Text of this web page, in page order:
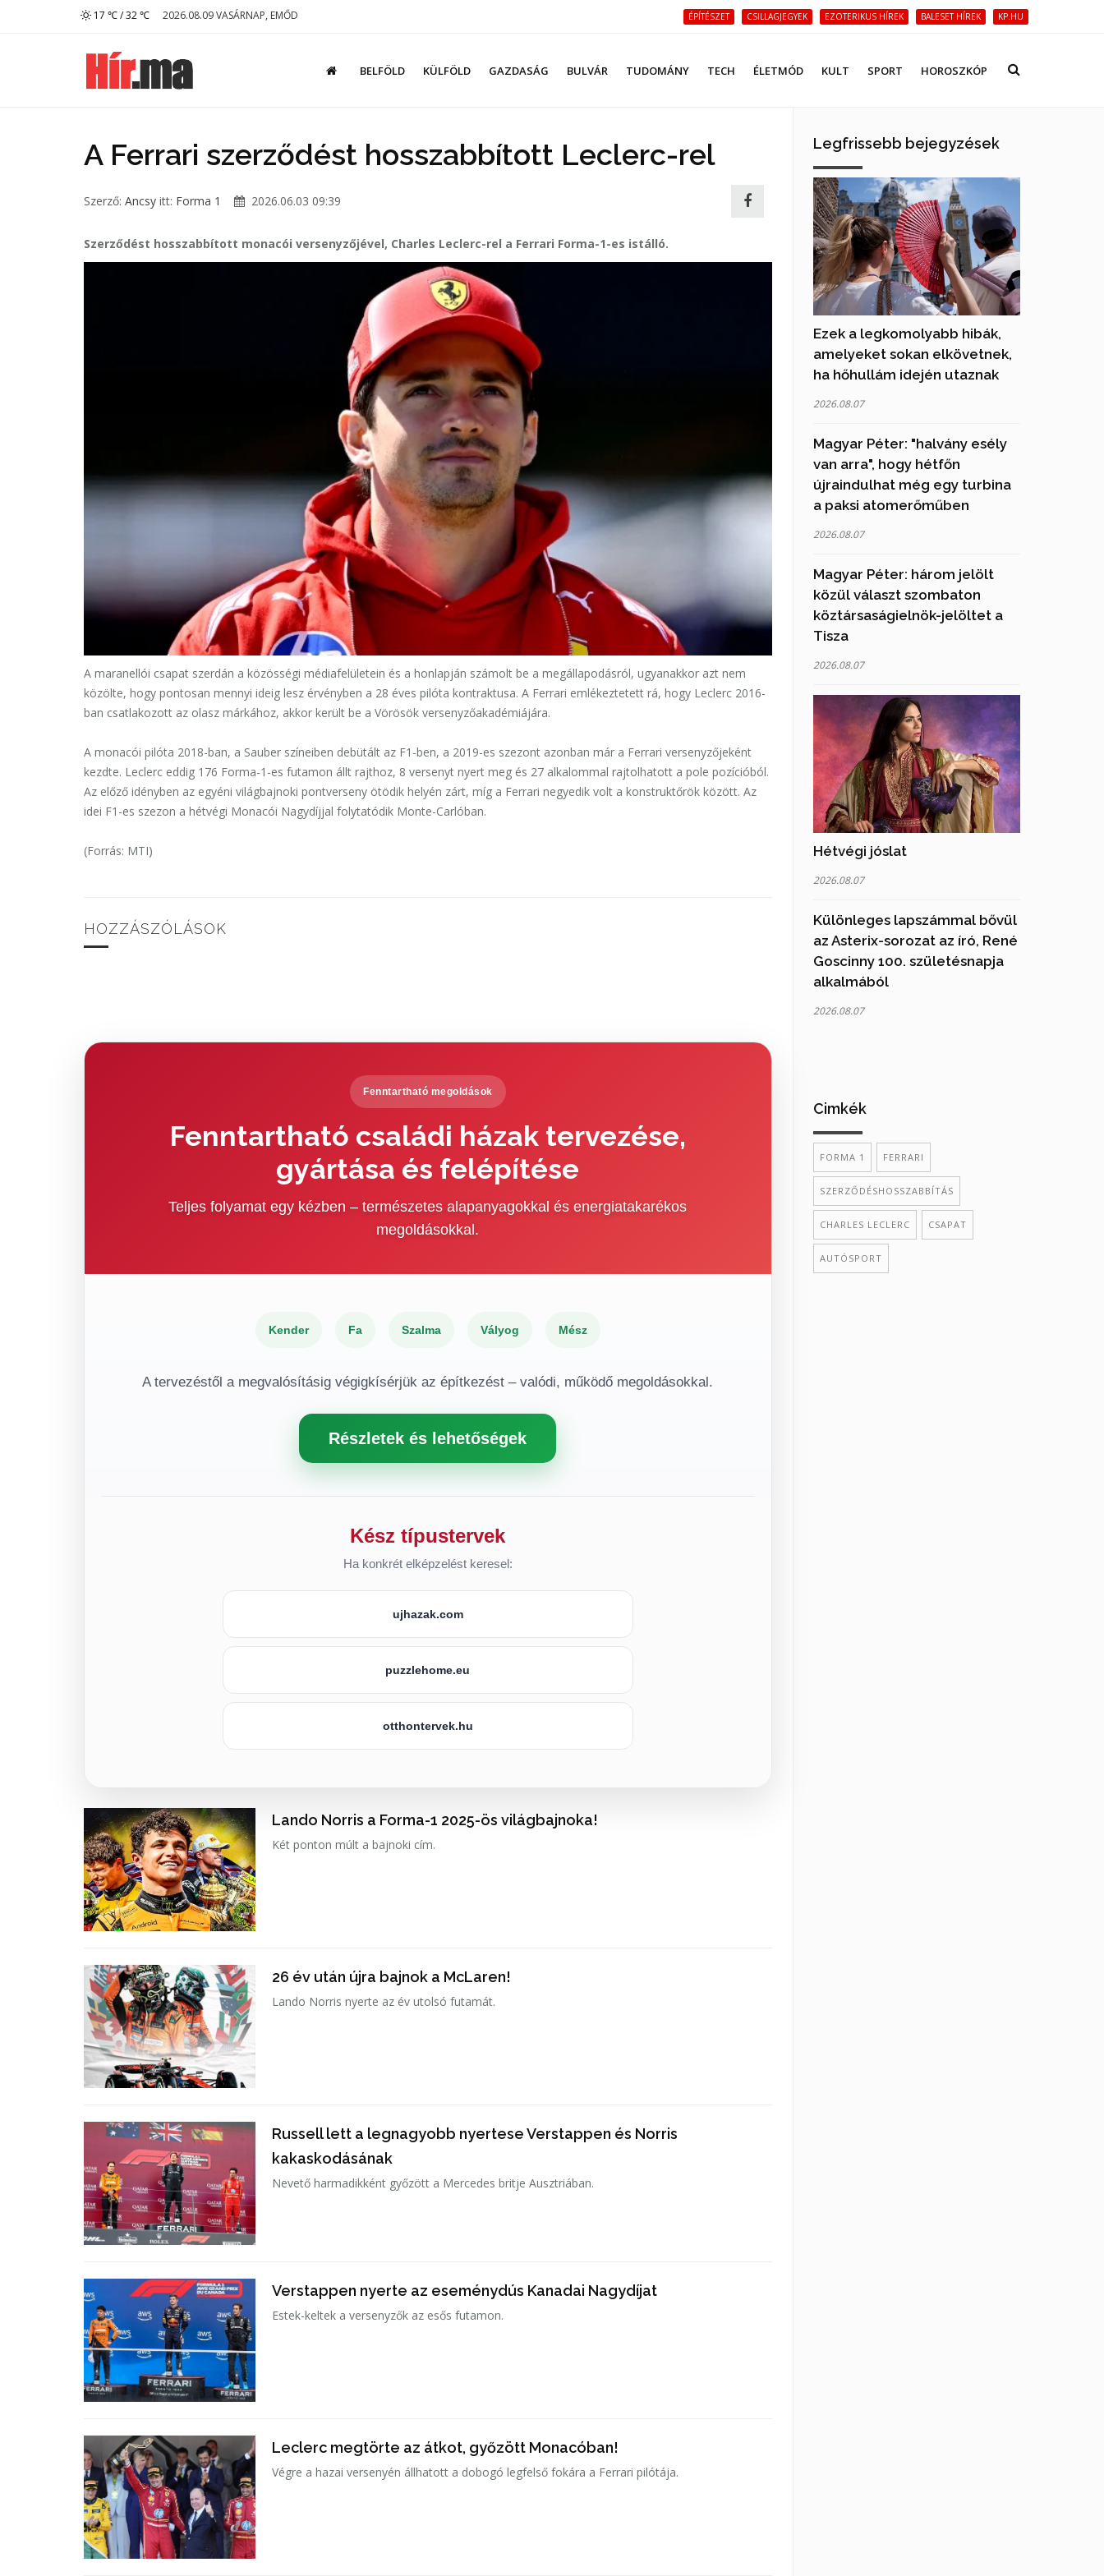
17 ℃ / 32 ℃ 2026.08.09 VASÁRNAP, EMŐD ÉPÍTÉSZET CSILLAGJEGYEK EZOTERIKUS HÍREK BALESET HÍREK KP.HU
BELFÖLD KÜLFÖLD GAZDASÁG BULVÁR TUDOMÁNY TECH ÉLETMÓD KULT SPORT HOROSZKÓP
A Ferrari szerződést hosszabbított Leclerc-rel
Szerző: Ancsy itt: Forma 1 2026.06.03 09:39
Szerződést hosszabbított monacói versenyzőjével, Charles Leclerc-rel a Ferrari Forma-1-es istálló.
A maranellói csapat szerdán a közösségi médiafelületein és a honlapján számolt be a megállapodásról, ugyanakkor azt nem
közölte, hogy pontosan mennyi ideig lesz érvényben a 28 éves pilóta kontraktusa. A Ferrari emlékeztetett rá, hogy Leclerc 2016-
ban csatlakozott az olasz márkához, akkor került be a Vörösök versenyzőakadémiájára.
A monacói pilóta 2018-ban, a Sauber színeiben debütált az F1-ben, a 2019-es szezont azonban már a Ferrari versenyzőjeként
kezdte. Leclerc eddig 176 Forma-1-es futamon állt rajthoz, 8 versenyt nyert meg és 27 alkalommal rajtolhatott a pole pozícióból.
Az előző idényben az egyéni világbajnoki pontverseny ötödik helyén zárt, míg a Ferrari negyedik volt a konstruktőrök között. Az
idei F1-es szezon a hétvégi Monacói Nagydíjjal folytatódik Monte-Carlóban.
(Forrás: MTI)
HOZZÁSZÓLÁSOK
Fenntartható megoldások
Fenntartható családi házak tervezése,
gyártása és felépítése
Teljes folyamat egy kézben – természetes alapanyagokkal és energiatakarékos
megoldásokkal.
Kender Fa Szalma Vályog Mész
A tervezéstől a megvalósításig végigkísérjük az építkezést – valódi, működő megoldásokkal.
Részletek és lehetőségek
Kész típustervek
Ha konkrét elképzelést keresel:
ujhazak.com
puzzlehome.eu
otthontervek.hu
Lando Norris a Forma-1 2025-ös világbajnoka!
Két ponton múlt a bajnoki cím.
26 év után újra bajnok a McLaren!
Lando Norris nyerte az év utolsó futamát.
Russell lett a legnagyobb nyertese Verstappen és Norris
kakaskodásának
Nevető harmadikként győzött a Mercedes britje Ausztriában.
Verstappen nyerte az eseménydús Kanadai Nagydíjat
Estek-keltek a versenyzők az esős futamon.
Leclerc megtörte az átkot, győzött Monacóban!
Végre a hazai versenyén állhatott a dobogó legfelső fokára a Ferrari pilótája.
Legfrissebb bejegyzések
Ezek a legkomolyabb hibák,
amelyeket sokan elkövetnek,
ha hőhullám idején utaznak
2026.08.07
Magyar Péter: "halvány esély
van arra", hogy hétfőn
újraindulhat még egy turbina
a paksi atomerőműben
2026.08.07
Magyar Péter: három jelölt
közül választ szombaton
köztársaságielnök-jelöltet a
Tisza
2026.08.07
Hétvégi jóslat
2026.08.07
Különleges lapszámmal bővül
az Asterix-sorozat az író, René
Goscinny 100. születésnapja
alkalmából
2026.08.07
Cimkék
FORMA 1 FERRARI
SZERZŐDÉSHOSSZABBÍTÁS
CHARLES LECLERC CSAPAT
AUTÓSPORT